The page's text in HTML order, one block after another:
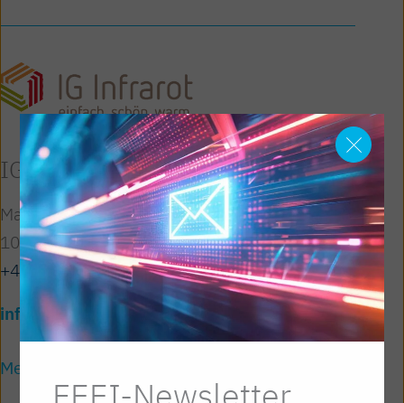
IG Infrarot Austria
Mariahilfer Straße 37-39
1060 Wien
+43/1/588 39-0
info@feei.at
Mehr erfahren